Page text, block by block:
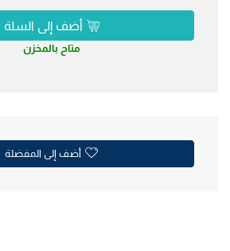
أضف إلى السلة
متاح بالمخزن
أضف إلى المفضلة